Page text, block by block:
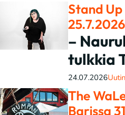
Stand
25.7.2026
–
tulkkia
24.07.2026
The
Barissa